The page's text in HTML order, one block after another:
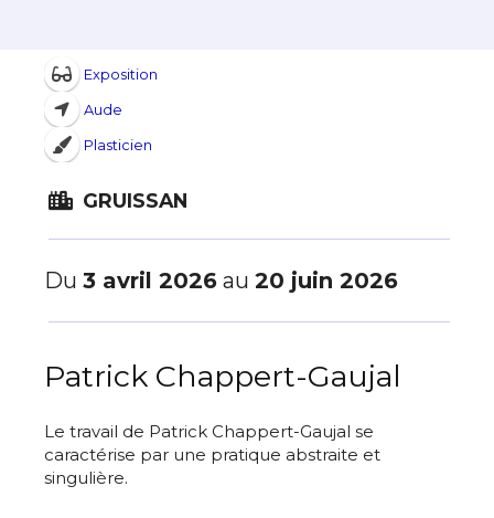
Exposition
Aude
Plasticien
GRUISSAN
Du 3 avril 2026 au 20 juin 2026
Patrick Chappert-Gaujal
Le travail de Patrick Chappert-Gaujal se
caractérise par une pratique abstraite et
singulière.